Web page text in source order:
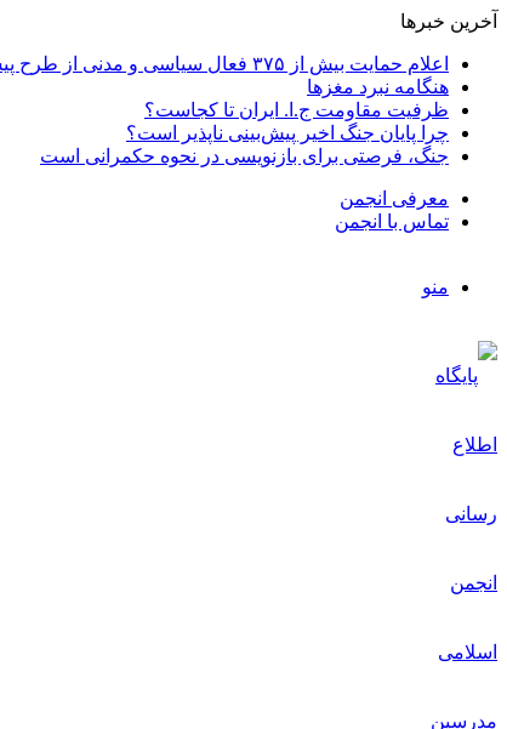
آخرین خبرها
اعلام حمایت بیش از ۳۷۵ فعال سیاسی و مدنی از طرح پیشنهادی دکتر محمدجواد ظریف برای پایان عادلانه جنگ
هنگامه نبرد مغزها
ظرفیت مقاومت ج.ا. ایران تا کجاست؟
چرا پایان جنگ اخیر پیش‌بینی ناپذیر است؟
جنگ، فرصتی برای بازنویسی در نحوه حکمرانی است
معرفی انجمن
تماس با انجمن
منو